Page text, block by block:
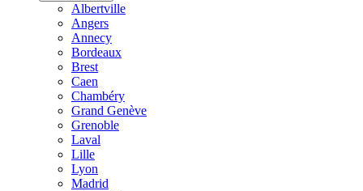
Albertville
Angers
Annecy
Bordeaux
Brest
Caen
Chambéry
Grand Genève
Grenoble
Laval
Lille
Lyon
Madrid